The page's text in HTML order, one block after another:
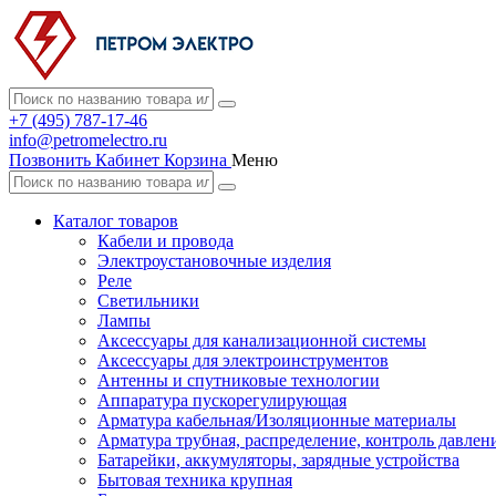
+7 (495) 787-17-46
info@petromelectro.ru
Позвонить Кабинет Корзина Меню
Каталог товаров
Кабели и провода
Электроустановочные изделия
Реле
Светильники
Лампы
Аксессуары для канализационной системы
Аксессуары для электроинструментов
Антенны и спутниковые технологии
Аппаратура пускорегулирующая
Арматура кабельная/Изоляционные материалы
Арматура трубная, распределение, контроль
Батарейки, аккумуляторы, зарядные устройства
Бытовая техника крупная